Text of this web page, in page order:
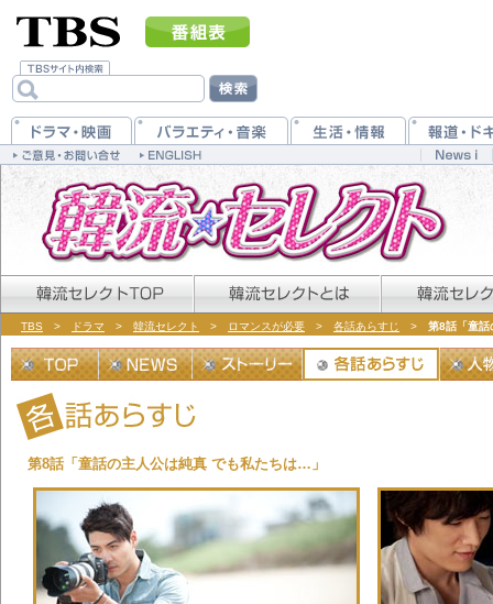
TBS > ドラマ > 韓流セレクト > ロマンスが必要 > 各話あらすじ > 第8話「童
第8話「童話の主人公は純真 でも私たちは…」